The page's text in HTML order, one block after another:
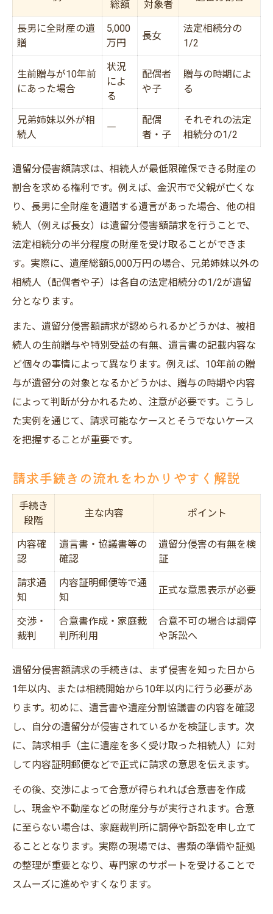
総額
対象者
長男に全財産の遺
贈
5,000
万円
長女
法定相続分の
1/2
生前贈与が10年前
にあった場合
状況
によ
る
配偶者
や子
贈与の時期によ
る
兄弟姉妹以外が相
続人
―
配偶
者・子
それぞれの法定
相続分の1/2
遺留分侵害額請求は、相続人が最低限確保できる財産の
割合を求める権利です。例えば、金沢市で父親が亡くな
り、長男に全財産を遺贈する遺言があった場合、他の相
続人（例えば長女）は遺留分侵害額請求を行うことで、
法定相続分の半分程度の財産を受け取ることができま
す。実際に、遺産総額5,000万円の場合、兄弟姉妹以外の
相続人（配偶者や子）は各自の法定相続分の1/2が遺留
分となります。
また、遺留分侵害額請求が認められるかどうかは、被相
続人の生前贈与や特別受益の有無、遺言書の記載内容な
ど個々の事情によって異なります。例えば、10年前の贈
与が遺留分の対象となるかどうかは、贈与の時期や内容
によって判断が分かれるため、注意が必要です。こうし
た実例を通じて、請求可能なケースとそうでないケース
を把握することが重要です。
請求手続きの流れをわかりやすく解説
手続き
段階
主な内容 ポイント
内容確
認
遺言書・協議書等の
確認
遺留分侵害の有無を検
証
請求通
知
内容証明郵便等で通
知
正式な意思表示が必要
交渉・
裁判
合意書作成・家庭裁
判所利用
合意不可の場合は調停
や訴訟へ
遺留分侵害額請求の手続きは、まず侵害を知った日から
1年以内、または相続開始から10年以内に行う必要があ
ります。初めに、遺言書や遺産分割協議書の内容を確認
し、自分の遺留分が侵害されているかを検証します。次
に、請求相手（主に遺産を多く受け取った相続人）に対
して内容証明郵便などで正式に請求の意思を伝えます。
その後、交渉によって合意が得られれば合意書を作成
し、現金や不動産などの財産分与が実行されます。合意
に至らない場合は、家庭裁判所に調停や訴訟を申し立て
ることとなります。実際の現場では、書類の準備や証拠
の整理が重要となり、専門家のサポートを受けることで
スムーズに進めやすくなります。